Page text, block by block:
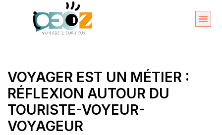
VOYAGER EST UN MÉTIER :
RÉFLEXION AUTOUR DU
TOURISTE-VOYEUR-
VOYAGEUR